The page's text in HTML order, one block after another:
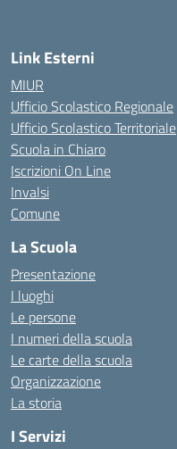
Link Esterni
MIUR
Ufficio Scolastico Regionale
Ufficio Scolastico Territoriale
Scuola in Chiaro
Iscrizioni On Line
Invalsi
Comune
La Scuola
Presentazione
I luoghi
Le persone
I numeri della scuola
Le carte della scuola
Organizzazione
La storia
I Servizi